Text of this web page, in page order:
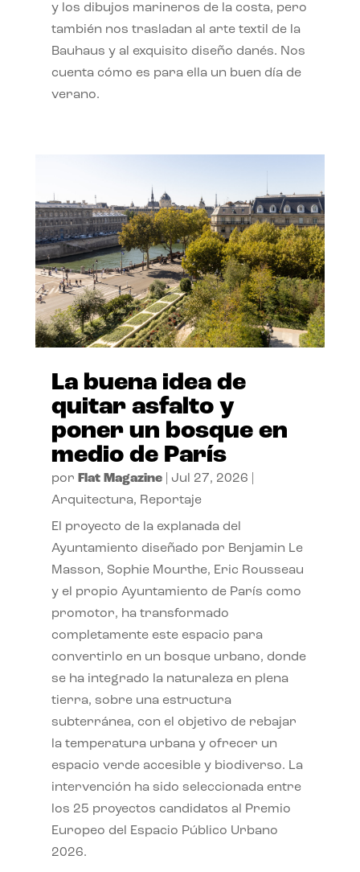
y los dibujos marineros de la costa, pero
también nos trasladan al arte textil de la
Bauhaus y al exquisito diseño danés. Nos
cuenta cómo es para ella un buen día de
verano.
La buena idea de
quitar asfalto y
poner un bosque en
medio de París
por Flat Magazine| Jul 27, 2026
Arquitectura, Reportaje
El proyecto de la explanada del
Ayuntamiento diseñado por Benjamin Le
Masson, Sophie Mourthe, Eric Rousseau
y el propio Ayuntamiento de París como
promotor, ha transformado
completamente este espacio para
convertirlo en un bosque urbano, donde
se ha integrado la naturaleza en plena
tierra, sobre una estructura
subterránea, con el objetivo de rebajar
la temperatura urbana y ofrecer un
espacio verde accesible y biodiverso. La
intervención ha sido seleccionada entre
los 25 proyectos candidatos al Premio
Europeo del Espacio Público Urbano
2026.